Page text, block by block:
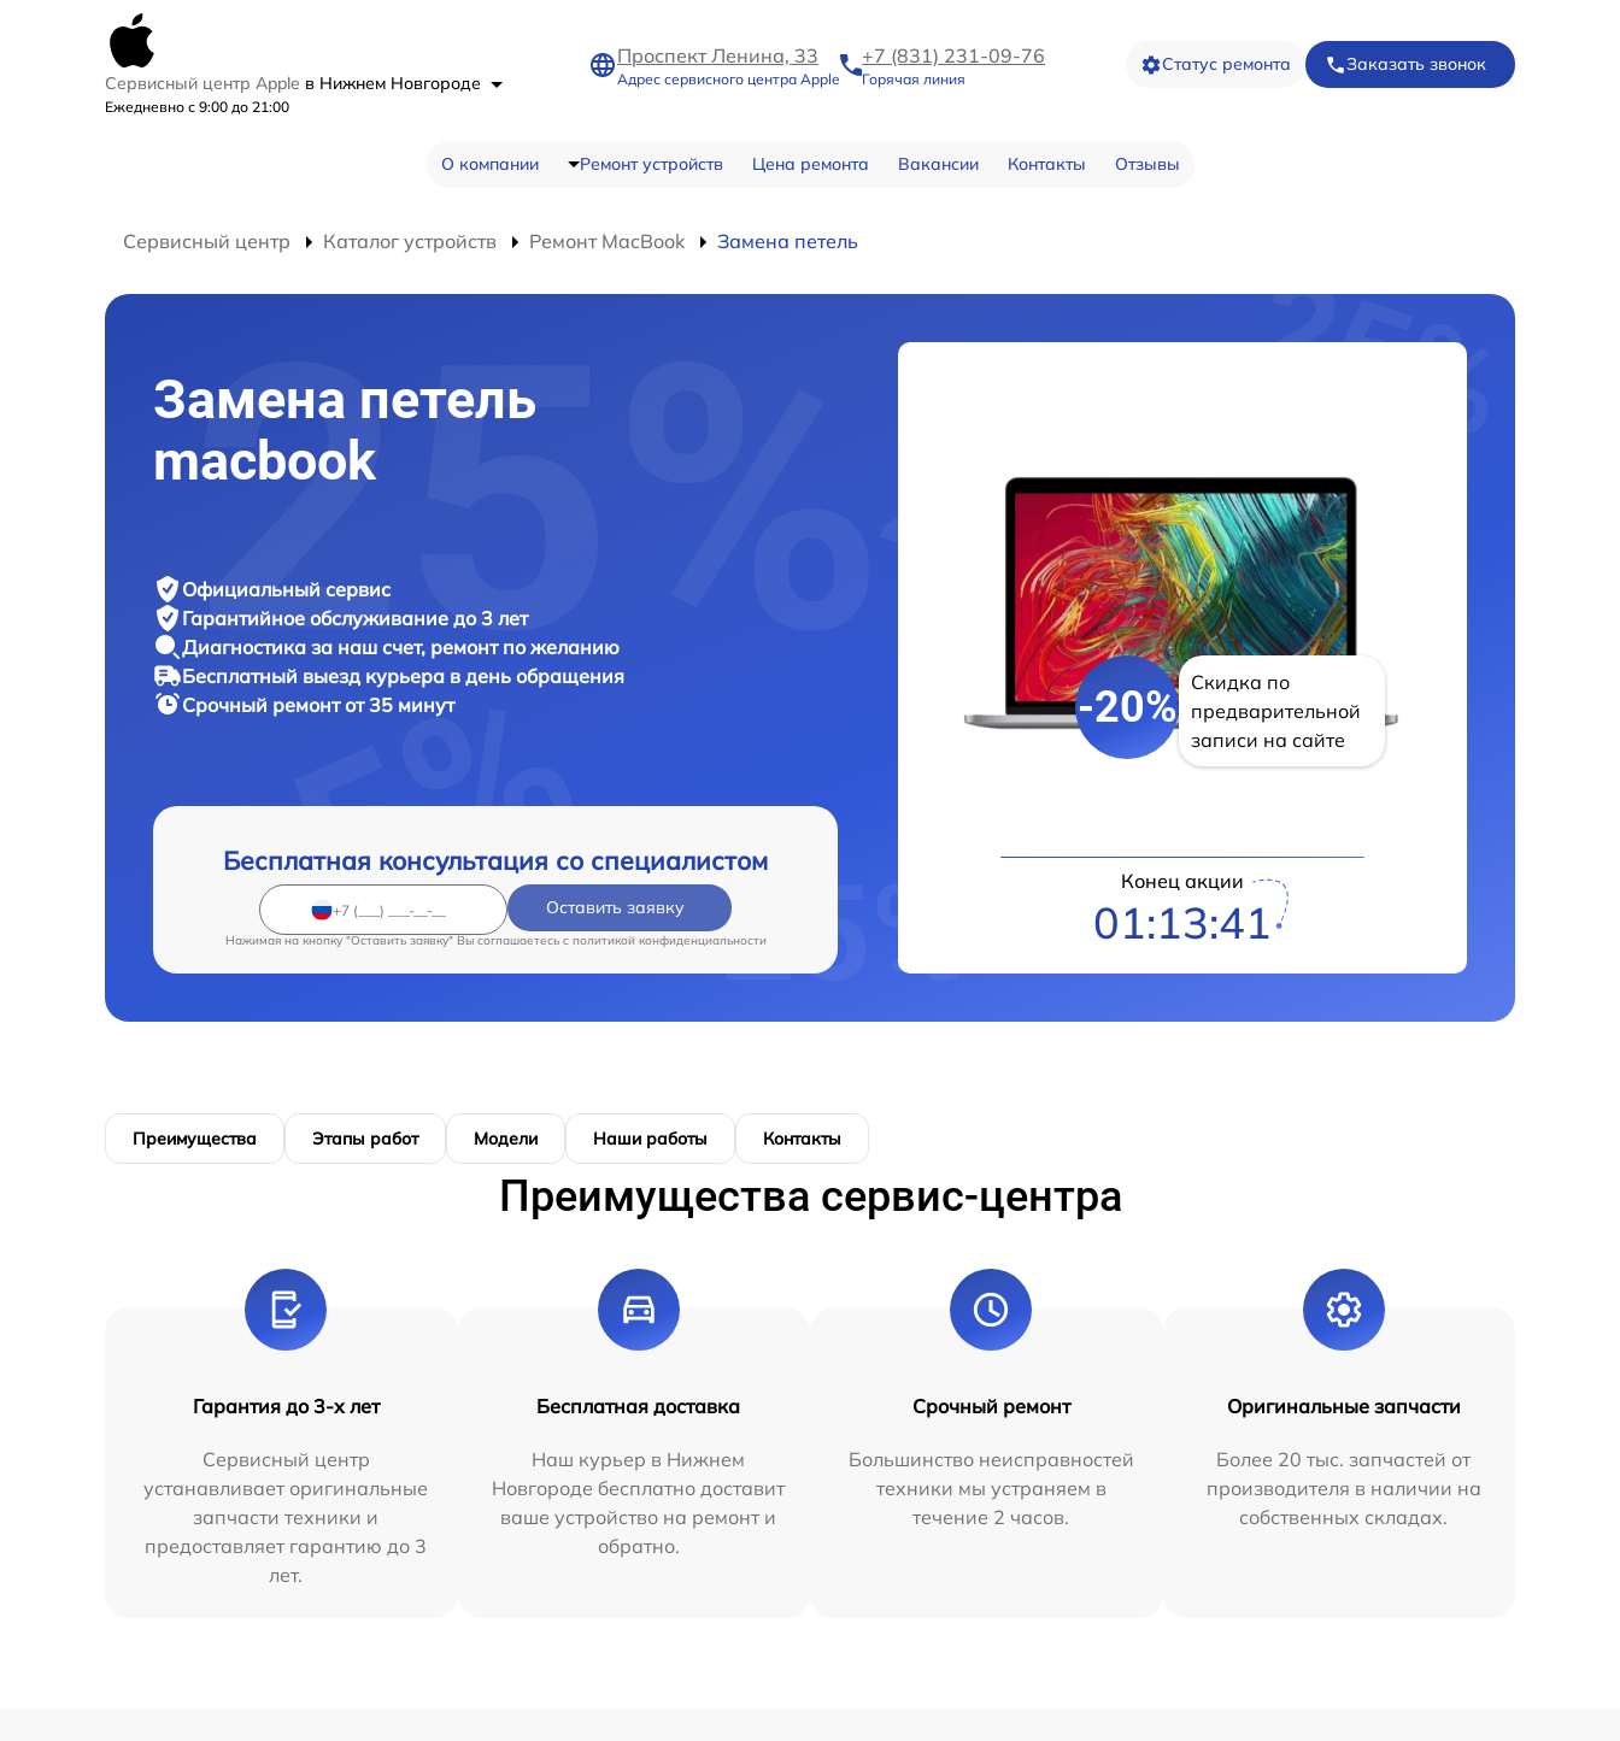
Сервисный центр Apple в Нижнем Новгороде
Ежедневно с 9:00 до 21:00
Проспект Ленина, 33
Адрес сервисного центра Apple
+7 (831) 231-09-76
Горячая линия
Статус ремонта Заказать звонок
О компании Ремонт устройств Цена ремонта Вакансии Контакты Отзывы
Сервисный центр Каталог устройств Ремонт MacBook Замена петель
Замена петель
macbook
Официальный сервис
Гарантийное обслуживание до 3 лет
Диагностика за наш счет, ремонт по желанию
Бесплатный выезд курьера в день обращения
Срочный ремонтот 35 минут
Бесплатная консультация со специалистом
Оставить заявку
Нажимая на кнопку "Оставить заявку" Вы соглашаетесь c политикой конфиденциальности
-20%
Скидка по
предварительной
записи на сайте
Конец акции
01:13:40
Преимущества Этапы работ Модели Наши работы Контакты
Преимущества сервис-центра
Гарантия до 3-х лет
Сервисный центр
устанавливает оригинальные
запчасти техники и
предоставляет гарантию до 3
лет.
Бесплатная доставка
Наш курьер в Нижнем
Новгороде бесплатно доставит
ваше устройство на ремонт и
обратно.
Срочный ремонт
Большинство неисправностей
техники мы устраняем в
течение 2 часов.
Оригинальные запчасти
Более 20 тыс. запчастей от
производителя в наличии на
собственных складах.